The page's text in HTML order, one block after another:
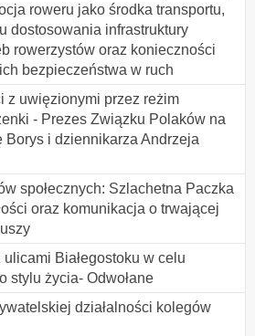
roweru jako środka transportu,
dostosowania infrastruktury
rowerzystów oraz konieczności
bezpieczeństwa w ruch
z uwięzionymi przez reżim
- Prezes Związku Polaków na
Borys i dziennikarza Andrzeja
społecznych: Szlachetna Paczka
oraz komunikacja o trwającej
Białegostoku w celu
stylu życia- Odwołane
działalności kolegów